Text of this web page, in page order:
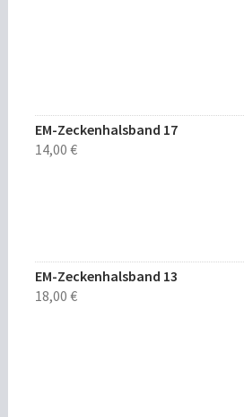
EM-Zeckenhalsband 17
14,00€
EM-Zeckenhalsband 13
18,00€